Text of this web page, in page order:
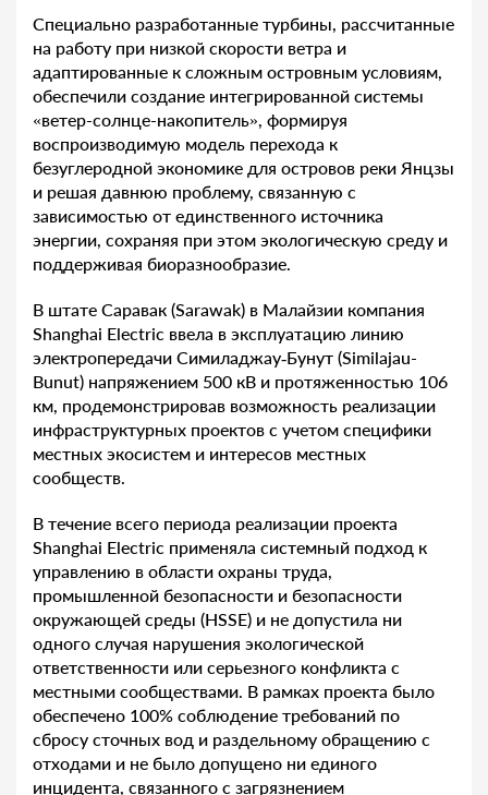
Специально разработанные турбины, рассчитанные
на работу при низкой скорости ветра и
адаптированные к сложным островным условиям,
обеспечили создание интегрированной системы
«ветер-солнце-накопитель», формируя
воспроизводимую модель перехода к
безуглеродной экономике для островов реки Янцзы
и решая давнюю проблему, связанную с
зависимостью от единственного источника
энергии, сохраняя при этом экологическую среду и
поддерживая биоразнообразие.
В штате Саравак (Sarawak) в Малайзии компания
Shanghai Electric ввела в эксплуатацию линию
электропередачи Симиладжау‑Бунут (Similajau-
Bunut) напряжением 500 кВ и протяженностью 106
км, продемонстрировав возможность реализации
инфраструктурных проектов с учетом специфики
местных экосистем и интересов местных
сообществ.
В течение всего периода реализации проекта
Shanghai Electric применяла системный подход к
управлению в области охраны труда,
промышленной безопасности и безопасности
окружающей среды (HSSE) и не допустила ни
одного случая нарушения экологической
ответственности или серьезного конфликта с
местными сообществами. В рамках проекта было
обеспечено 100% соблюдение требований по
сбросу сточных вод и раздельному обращению с
отходами и не было допущено ни единого
инцидента, связанного с загрязнением